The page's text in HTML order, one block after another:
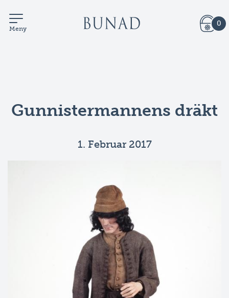
Meny
0
Gunnistermannens dräkt
1. Februar 2017